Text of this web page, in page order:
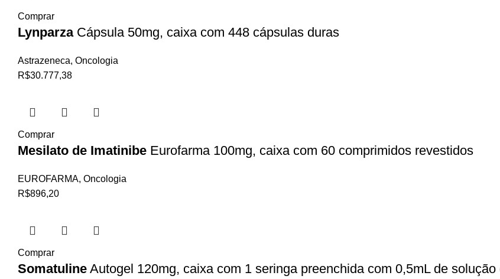
Comprar
LynparzaCápsula 50mg, caixa com 448 cápsulas duras
Astrazeneca, Oncologia
R$30.777,38
Comprar
Mesilato de Imatinibe Eurofarma 100mg, caixa com 60 comprimidos revestidos
EUROFARMA, Oncologia
R$896,20
Comprar
Somatuline Autogel 120mg, caixa com 1 seringa preenchida com 0,5mL de